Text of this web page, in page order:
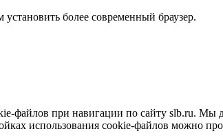
более современный браузер.
при навигации по сайту slb.ru. Мы
использования cookie-файлов можно